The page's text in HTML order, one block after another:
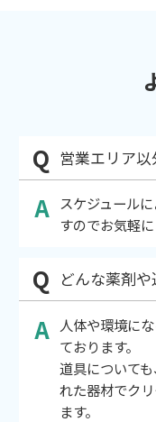
営業エリア
スケジュール
すのでお気軽
どんな薬剤
人体や環境に
ております。
道具について
れた器材でク
ます。